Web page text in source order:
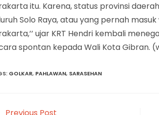
itu. Karena, status provinsi
Solo Raya, atau yang pernah
ujar KRT Hendri kembali
spontan kepada Wali Kota Gibran.
: GOLKAR, PAHLAWAN, SARASEHAN